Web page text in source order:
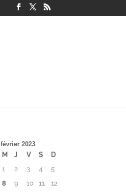
février 2023
M J V S
D
1
2 3 4
5
8 9 10 11
12